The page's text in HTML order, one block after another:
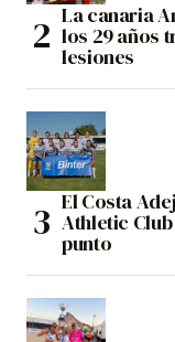
La canaria
los 29 años
lesiones
El Costa
Athletic
punto